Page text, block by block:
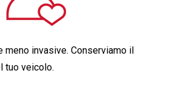
meno invasive. Conserviamo il
tuo veicolo.